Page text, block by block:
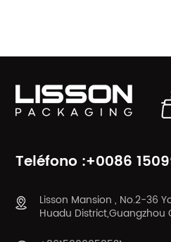
Teléfono :+0086
Lisson Mansion , No.2-36
Huadu District,Guangzhou